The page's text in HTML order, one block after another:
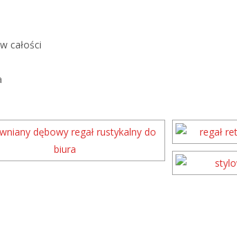
całości